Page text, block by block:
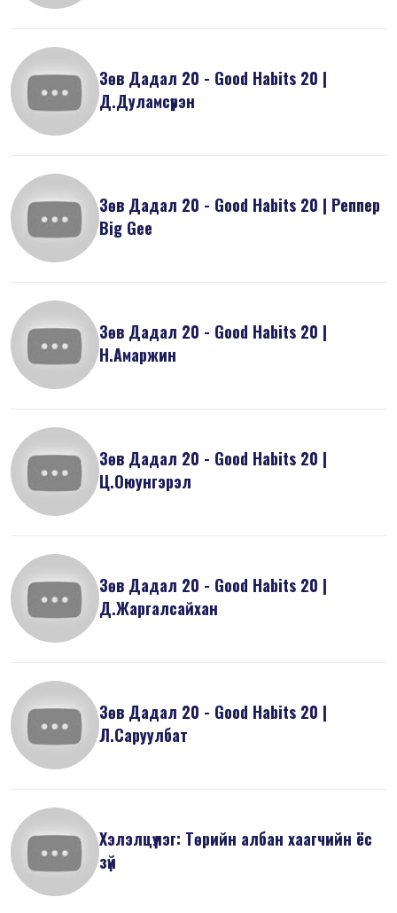
Зөв Дадал 20 - Good Habits 20 |
Д.Дуламсүрэн
Зөв Дадал 20 - Good Habits 20 | Реппер
Big Gee
Зөв Дадал 20 - Good Habits 20 |
Н.Амаржин
Зөв Дадал 20 - Good Habits 20 |
Ц.Оюунгэрэл
Зөв Дадал 20 - Good Habits 20 |
Д.Жаргалсайхан
Зөв Дадал 20 - Good Habits 20 |
Л.Саруулбат
Хэлэлцүүлэг: Төрийн албан хаагчийн ёс
зүй